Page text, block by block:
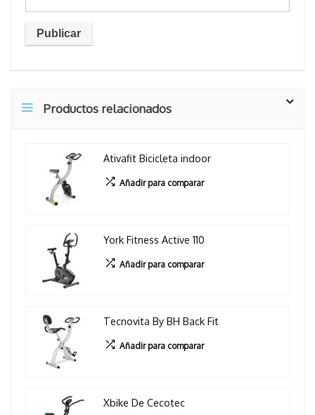
Productos relacionados
Ativafit Bicicleta indoor
Añadir para comparar
York Fitness Active 110
Añadir para comparar
Tecnovita By BH Back Fit
Añadir para comparar
Xbike De Cecotec